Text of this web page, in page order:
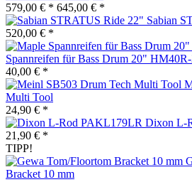
579,00 € * 645,00 € *
Sabian
520,00 € *
Spannreifen für Bass Drum 20"
40,00 € *
Multi Tool
24,90 € *
Dixon L-
21,90 € *
TIPP!
Bracket 10 mm